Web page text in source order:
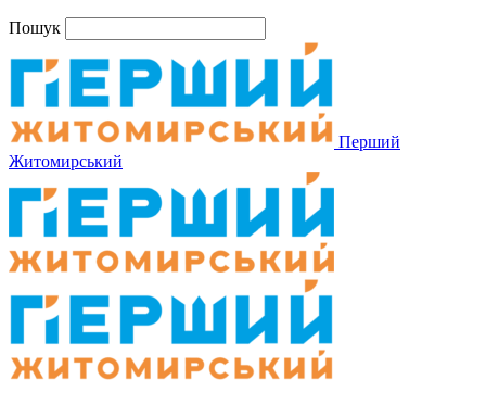
Пошук
Перший
Житомирський